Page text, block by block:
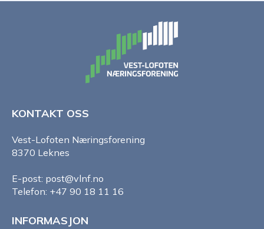
KONTAKT OSS
Vest-Lofoten Næringsforening
8370 Leknes
E-post: post@vlnf.no
Telefon: +47 90 18 11 16
INFORMASJON